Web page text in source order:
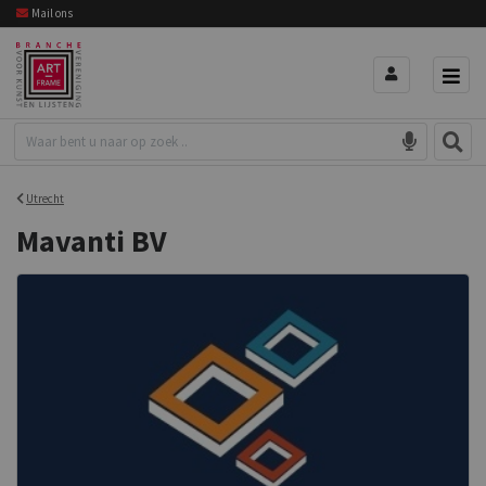
Mail ons
Utrecht
Mavanti BV